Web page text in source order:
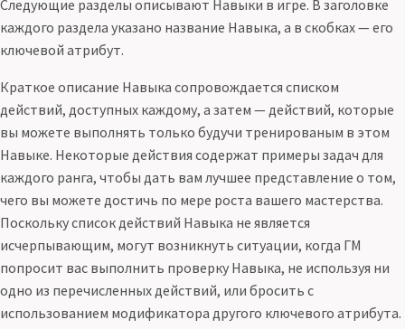
Следующие разделы описывают Навыки в игре. В заголовке
каждого раздела указано название Навыка, а в скобках — его
ключевой атрибут.
Краткое описание Навыка сопровождается списком
действий, доступных каждому, а затем — действий, которые
вы можете выполнять только будучи тренированым в этом
Навыке. Некоторые действия содержат примеры задач для
каждого ранга, чтобы дать вам лучшее представление о том,
чего вы можете достичь по мере роста вашего мастерства.
Поскольку список действий Навыка не является
исчерпывающим, могут возникнуть ситуации, когда ГМ
попросит вас выполнить проверку Навыка, не используя ни
одно из перечисленных действий, или бросить с
использованием модификатора другого ключевого атрибута.